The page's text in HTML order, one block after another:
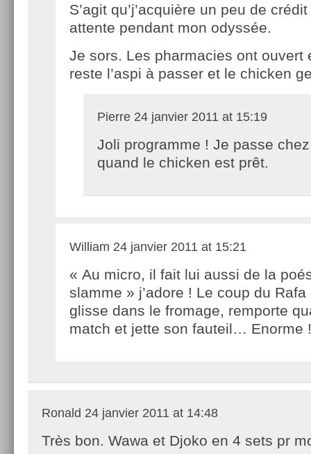
S’agit qu’j’acquière un peu de
attente pendant mon odyssée.
Je sors. Les pharmacies ont ouvert
reste l’aspi à passer et le chicken
Pierre 24 janvier 2011 at 15:19
Joli programme ! Je passe
quand le chicken est prêt.
William 24 janvier 2011 at 15:21
« Au micro, il fait lui aussi de la
slamme » j’adore ! Le coup du Rafa
glisse dans le fromage, remporte
match et jette son fauteil… Enorme !
Ronald 24 janvier 2011 at 14:48
Très bon. Wawa et Djoko en 4 sets pr